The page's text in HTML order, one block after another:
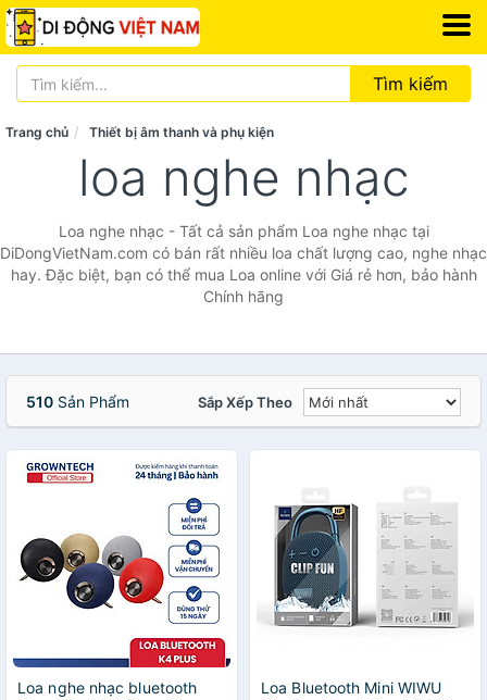
Tìm kiếm
Trang chủ Thiết bị âm thanh và phụ kiện
loa nghe nhạc
Loa nghe nhạc - Tất cả sản phẩm Loa nghe nhạc tại
DiDongVietNam.com có bán rất nhiều loa chất lượng cao, nghe nhạc
hay. Đặc biệt, bạn có thể mua Loa online với Giá rẻ hơn, bảo hành
Chính hãng
510 Sản Phẩm Sắp Xếp Theo
Loa nghe nhạc bluetooth
Loa Bluetooth Mini WIWU